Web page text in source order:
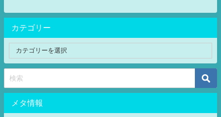
カテゴリー
メタ情報